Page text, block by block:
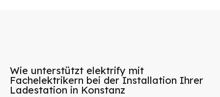
Wie unterstützt elektrify mit
Fachelektrikern bei der Installation Ihrer
Ladestation in Konstanz